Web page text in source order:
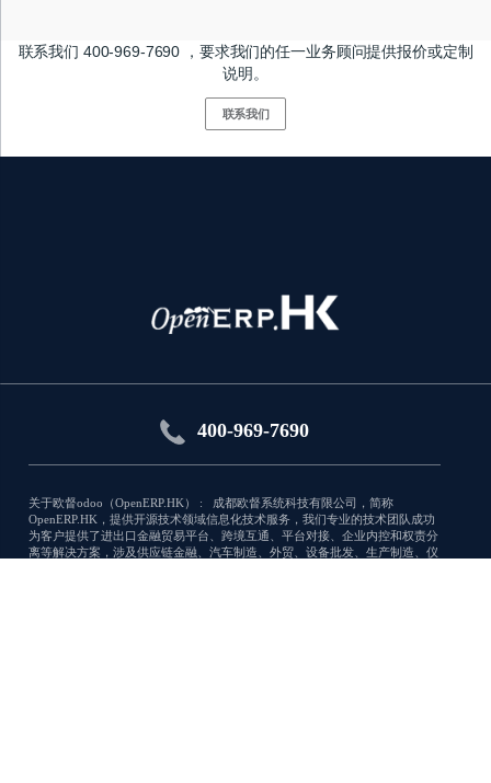
联系我们 400-969-7690 ，要求我们的任一业务顾问提供报价或定制
说明。
联系我们
400-969-7690
关于欧督odoo（OpenERP.HK） : 成都欧督系统科技有限公司，简称
OpenERP.HK，提供开源技术领域信息化技术服务，我们专业的技术团队成功
为客户提供了进出口金融贸易平台、跨境互通、平台对接、企业内控和权责分
离等解决方案，涉及供应链金融、汽车制造、外贸、设备批发、生产制造、仪